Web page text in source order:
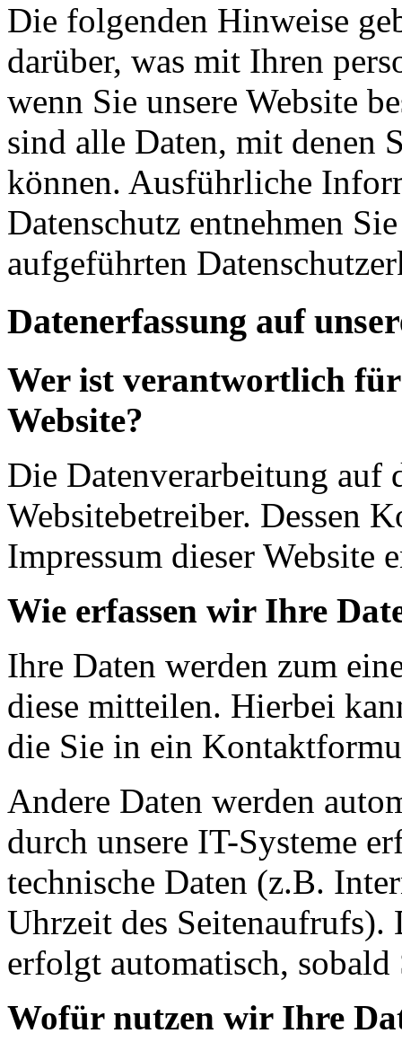
Die folgenden Hinweise
darüber, was mit Ihren
wenn Sie unsere Website
sind alle Daten, mit denen
können. Ausführliche
Datenschutz entnehmen
aufgeführten
Datenerfassung auf
Wer ist verantwortlich für
Website?
Die Datenverarbeitung auf
Websitebetreiber. Dessen
Impressum dieser Website
Wie erfassen wir Ihre
Ihre Daten werden zum
diese mitteilen. Hierbei
die Sie in ein
Andere Daten werden
durch unsere IT-Systeme
technische Daten (z.B.
Uhrzeit des Seitenaufrufs).
erfolgt automatisch, sobald
Wofür nutzen wir Ihre